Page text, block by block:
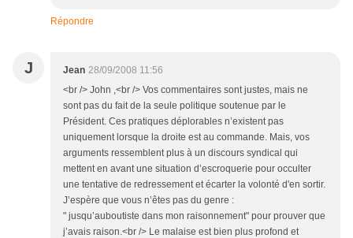
Répondre
J Jean 28/09/2008 11:56
<br /> John ,<br /> Vos commentaires sont justes, mais ne
sont pas du fait de la seule politique soutenue par le
Président. Ces pratiques déplorables n’existent pas
uniquement lorsque la droite est au commande. Mais, vos
arguments ressemblent plus à un discours syndical qui
mettent en avant une situation d’escroquerie pour occulter
une tentative de redressement et écarter la volonté d'en sortir.
J’espère que vous n’êtes pas du genre :
" jusqu’auboutiste dans mon raisonnement" pour prouver que
j’avais raison.<br /> Le malaise est bien plus profond et